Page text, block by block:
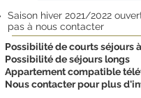
Saison hiver 2021/2022
pas à nous contacter
Possibilité de courts séjours
Possibilité de séjours longs
Appartement compatible
Nous contacter pour plus